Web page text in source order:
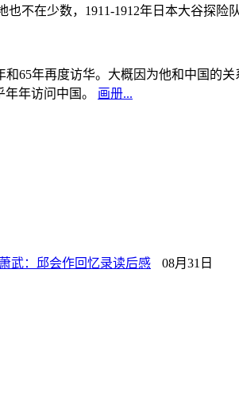
不在少数，1911-1912年日本大谷探险
和65年再度访华。大概因为他和中国
年访问中国。 画册...
武：邱会作回忆录读后感
08月31日